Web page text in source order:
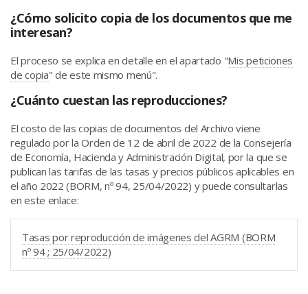
¿Cómo solicito copia de los documentos que me
interesan?
El proceso se explica en detalle en el apartado "Mis peticiones
de copia" de este mismo menú".
¿Cuánto cuestan las reproducciones?
El costo de las copias de documentos del Archivo viene
regulado por la Orden de 12 de abril de 2022 de la Consejería
de Economía, Hacienda y Administración Digital, por la que se
publican las tarifas de las tasas y precios públicos aplicables en
el año 2022 (BORM, nº 94, 25/04/2022) y puede consultarlas
en este enlace:
Tasas por reproducción de imágenes del AGRM (BORM
nº 94 ; 25/04/2022)